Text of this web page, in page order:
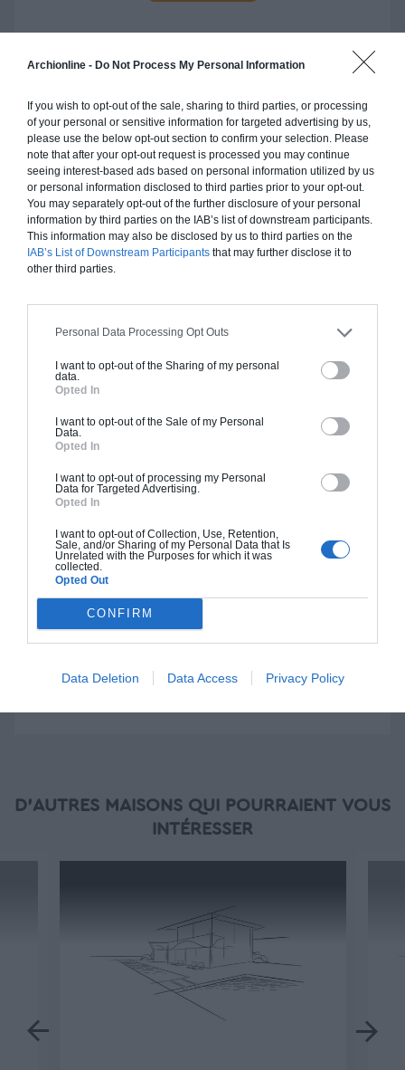
Archionline - Do Not Process My Personal Information
If you wish to opt-out of the sale, sharing to third parties, or processing
of your personal or sensitive information for targeted advertising by us,
please use the below opt-out section to confirm your selection. Please
note that after your opt-out request is processed you may continue
seeing interest-based ads based on personal information utilized by us
or personal information disclosed to third parties prior to your opt-out.
You may separately opt-out of the further disclosure of your personal
information by third parties on the IAB’s list of downstream participants.
This information may also be disclosed by us to third parties on the
IAB’s List of Downstream Participants that may further disclose it to
other third parties.
Personal Data Processing Opt Outs
I want to opt-out of the Sharing of my personal
data.
Opted In
I want to opt-out of the Sale of my Personal
Data.
Opted In
I want to opt-out of processing my Personal
Data for Targeted Advertising.
Opted In
I want to opt-out of Collection, Use, Retention,
Sale, and/or Sharing of my Personal Data that Is
Unrelated with the Purposes for which it was
collected.
Opted Out
CONFIRM
Data Deletion Data Access Privacy Policy
Chiffrage estimatif pour : Fondations et normes
standards. Construction en ossature bois isolé.
Finitions haut de gamme. Le prix "clé en main"
inclut le gros oeuvre et le second oeuvre (cuisine,
peinture, sols...), mais exclut piscine, jardin et
clôture.
À partir de
316 000€ TTC
Je la veux !
Chiffrage estimatif pour : Fondations et normes
standards. Construction en bloc coffrant isolant
en main" inclut le gros oeuvre et le second
oeuvre (cuisine, peinture, sols...), mais exclut
365 000€ TTC
Je la veux !
D'AUTRES MAISONS QUI POURRAIENT VOUS
INTÉRESSER